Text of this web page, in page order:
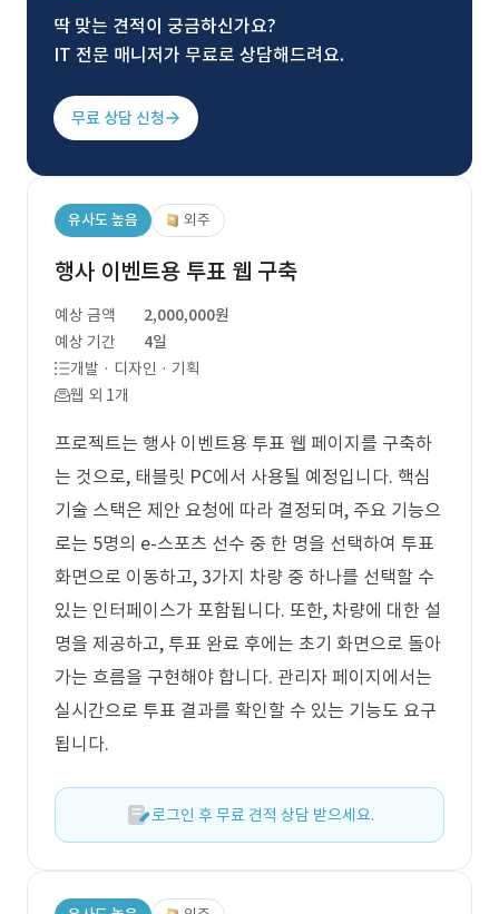
딱 맞는 견적이 궁금하신가요?
IT 전문 매니저가 무료로 상담해드려요.
무료 상담 신청
유사도 높음 외주
행사 이벤트용 투표 웹 구축
예상 금액
2,000,000원
예상 기간
4일
개발 · 디자인 · 기획
웹 외 1개
프로젝트는 행사 이벤트용 투표 웹 페이지를 구축하
는 것으로, 태블릿 PC에서 사용될 예정입니다. 핵심
기술 스택은 제안 요청에 따라 결정되며, 주요 기능으
로는 5명의 e-스포츠 선수 중 한 명을 선택하여 투표
화면으로 이동하고, 3가지 차량 중 하나를 선택할 수
있는 인터페이스가 포함됩니다. 또한, 차량에 대한 설
명을 제공하고, 투표 완료 후에는 초기 화면으로 돌아
가는 흐름을 구현해야 합니다. 관리자 페이지에서는
실시간으로 투표 결과를 확인할 수 있는 기능도 요구
됩니다.
로그인 후 무료 견적 상담 받으세요.